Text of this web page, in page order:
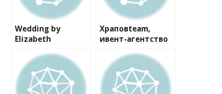
Wedding by
Elizabeth
Храповteam,
ивент-агентство